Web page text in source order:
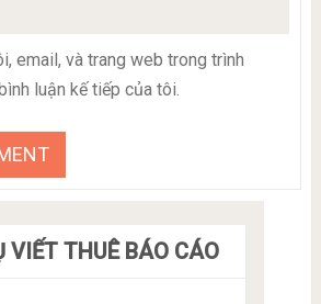
email, và trang web trong trình
luận kế tiếp của tôi.
VIẾT THUÊ BÁO CÁO